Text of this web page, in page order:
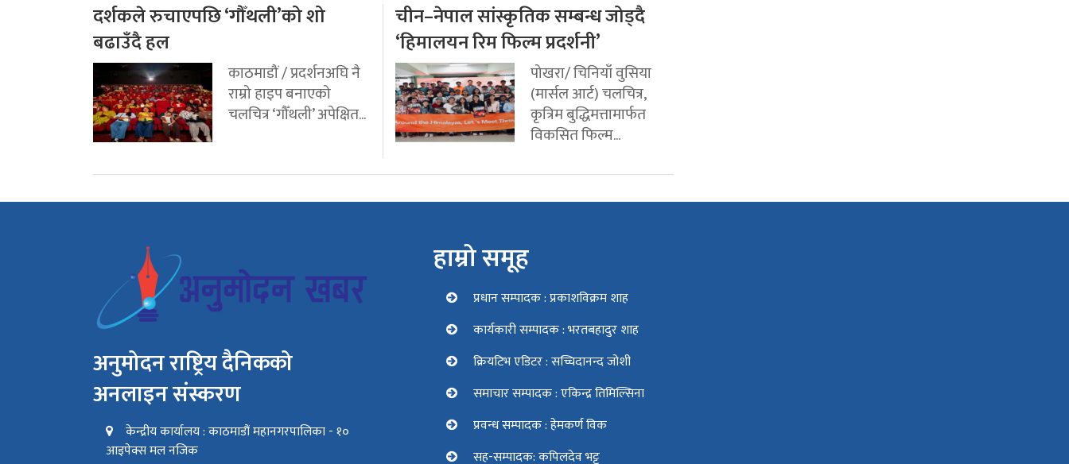
दर्शकले रुचाएपछि ‘गौँथली’को शो
बढाउँदै हल
काठमाडौं / प्रदर्शनअघि नै
राम्रो हाइप बनाएको
चलचित्र ‘गौँथली’ अपेक्षित...
चीन–नेपाल सांस्कृतिक सम्बन्ध जोड्दै
‘हिमालयन रिम फिल्म प्रदर्शनी’
पोखरा/ चिनियाँ वुसिया
(मार्सल आर्ट) चलचित्र,
कृत्रिम बुद्धिमत्तामार्फत
विकसित फिल्म...
अनुमोदन राष्ट्रिय दैनिकको
अनलाइन संस्करण
केन्द्रीय कार्यालय : काठमाडौं महानगरपालिका - १०
आइपेक्स मल नजिक
हाम्रो समूह
प्रधान सम्पादक : प्रकाशविक्रम शाह
कार्यकारी सम्पादक : भरतबहादुर शाह
क्रियटिभ एडिटर : सच्चिदानन्द जोशी
समाचार सम्पादक : एकिन्द्र तिमिल्सिना
प्रवन्ध सम्पादक : हेमकर्ण विक
सह-सम्पादक: कपिलदेव भट्ट